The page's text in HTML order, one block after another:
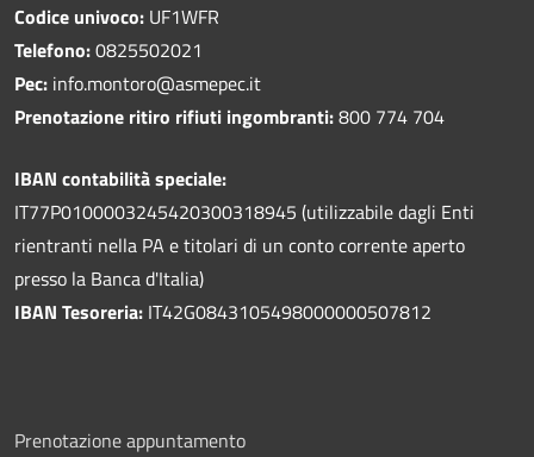
Codice univoco: UF1WFR
Telefono:0825502021
Pec: info.montoro@asmepec.it
Prenotazione ritiro rifiuti ingombranti:800 774 704
IBAN contabilità speciale:
IT77P0100003245420300318945 (utilizzabile dagli Enti
rientranti nella PA e titolari di un conto corrente aperto
presso la Banca d'Italia)
IBAN Tesoreria: IT42G0843105498000000507812
Prenotazione appuntamento